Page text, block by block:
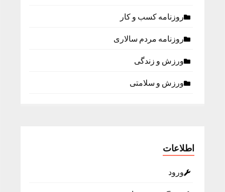
روزنامه كسب و كار
روزنامه مردم سالاری
ورزش و زندگی
ورزش و سلامتی
اطلاعات
ورود